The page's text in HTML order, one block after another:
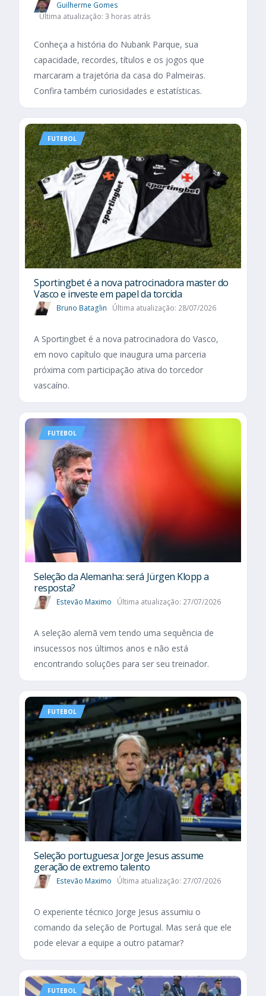
Guilherme Gomes
Última atualização: 3 horas atrás
Conheça a história do Nubank Parque, sua
capacidade, recordes, títulos e os jogos que
marcaram a trajetória da casa do Palmeiras.
Confira também curiosidades e estatísticas.
FUTEBOL
Sportingbet é a nova patrocinadora master do
Vasco e investe em papel da torcida
Bruno Bataglin Última atualização: 28/07/2026
A Sportingbet é a nova patrocinadora do Vasco,
em novo capítulo que inaugura uma parceria
próxima com participação ativa do torcedor
vascaíno.
FUTEBOL
Seleção da Alemanha: será Jürgen Klopp a
resposta?
Estevão Maximo Última atualização: 27/07/2026
A seleção alemã vem tendo uma sequência de
insucessos nos últimos anos e não está
encontrando soluções para ser seu treinador.
FUTEBOL
Seleção portuguesa: Jorge Jesus assume
geração de extremo talento
Estevão Maximo Última atualização: 27/07/2026
O experiente técnico Jorge Jesus assumiu o
comando da seleção de Portugal. Mas será que ele
pode elevar a equipe a outro patamar?
FUTEBOL